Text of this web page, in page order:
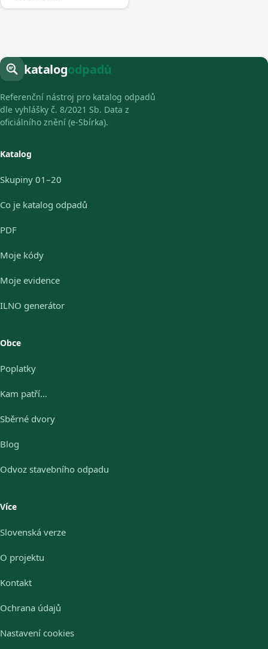
katalogodpadů
Referenční nástroj pro katalog odpadů
dle vyhlášky č. 8/2021 Sb. Data z
oficiálního znění (e-Sbírka).
Katalog
Skupiny 01–20
Co je katalog odpadů
PDF
Moje kódy
Moje evidence
ILNO generátor
Obce
Poplatky
Kam patří…
Sběrné dvory
Blog
Odvoz stavebního odpadu
Více
Slovenská verze
O projektu
Kontakt
Ochrana údajů
Nastavení cookies